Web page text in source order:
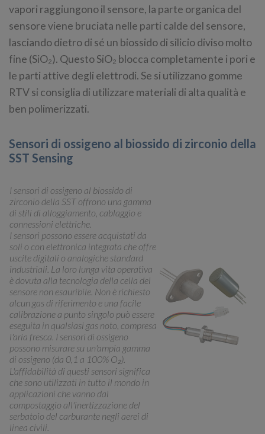
vapori raggiungono il sensore, la parte organica del
sensore viene bruciata nelle parti calde del sensore,
lasciando dietro di sé un biossido di silicio diviso molto
fine (SiO₂). Questo SiO₂ blocca completamente i pori e
le parti attive degli elettrodi. Se si utilizzano gomme
RTV si consiglia di utilizzare materiali di alta qualità e
ben polimerizzati.
Sensori di ossigeno al biossido di zirconio della
SST Sensing
I sensori di ossigeno al biossido di
zirconio della SST offrono una gamma
di stili di alloggiamento, cablaggio e
connessioni elettriche.
I sensori possono essere acquistati da
soli o con elettronica integrata che offre
uscite digitali o analogiche standard
industriali. La loro lunga vita operativa
è dovuta alla tecnologia della cella del
sensore non esauribile. Non è richiesto
alcun gas di riferimento e una facile
calibrazione a punto singolo può essere
eseguita in qualsiasi gas noto, compresa
l'aria fresca. I sensori di ossigeno
possono misurare su un'ampia gamma
di ossigeno (da 0,1 a 100% O₂).
L'affidabilità di questi sensori significa
che sono utilizzati in tutto il mondo in
applicazioni che vanno dal
compostaggio all'inertizzazione del
serbatoio del carburante negli aerei di
linea civili.